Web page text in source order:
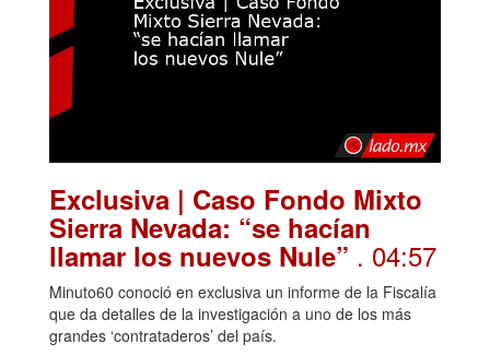
Exclusiva | Caso Fondo Mixto
Sierra Nevada: “se hacían
llamar los nuevos Nule” . 04:57
Minuto60 conoció en exclusiva un informe de la Fiscalía
que da detalles de la investigación a uno de los más
grandes ‘contrataderos’ del país.